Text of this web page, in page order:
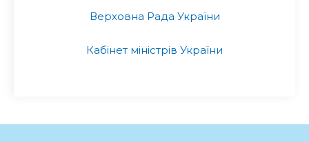
Верховна Рада України
Кабінет міністрів України